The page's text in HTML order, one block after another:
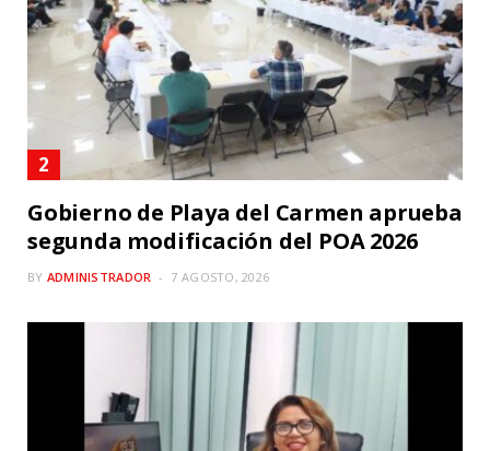
Gobierno de Playa del Carmen aprueba
segunda modificación del POA 2026
BY ADMINISTRADOR 7 AGOSTO, 2026